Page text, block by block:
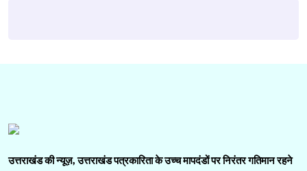
उत्तराखंड की न्यूज़, उत्तराखंड पत्रकारिता के उच्च मापदंडों पर निरंतर गतिमान रहने